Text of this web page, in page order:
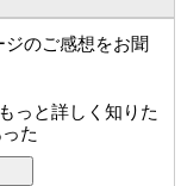
のご感想をお聞
もっと詳しく知りた
た